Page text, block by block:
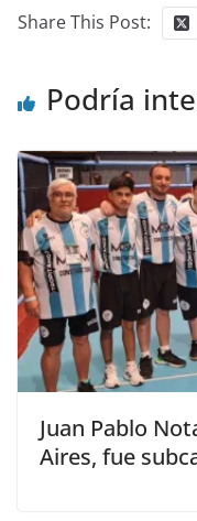
Share This Post:
Podría
Juan Pablo
Aires, fue